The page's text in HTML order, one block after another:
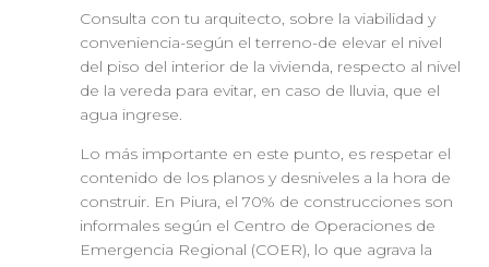
Consulta con tu arquitecto, sobre la viabilidad y
conveniencia-según el terreno-de elevar el nivel
del piso del interior de la vivienda, respecto al nivel
de la vereda para evitar, en caso de lluvia, que el
agua ingrese.
Lo más importante en este punto, es respetar el
contenido de los planos y desniveles a la hora de
construir. En Piura, el 70% de construcciones son
informales según el Centro de Operaciones de
Emergencia Regional (COER), lo que agrava la